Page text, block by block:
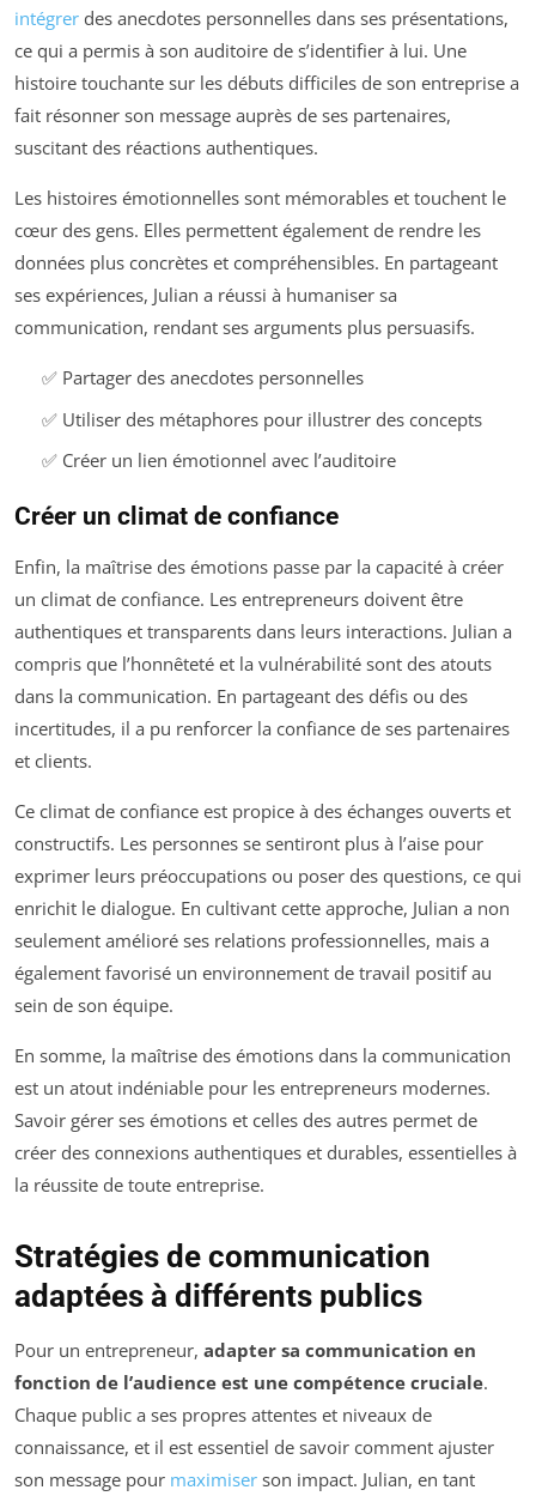
intégrer des anecdotes personnelles dans ses présentations,
ce qui a permis à son auditoire de s’identifier à lui. Une
histoire touchante sur les débuts difficiles de son entreprise a
fait résonner son message auprès de ses partenaires,
suscitant des réactions authentiques.
Les histoires émotionnelles sont mémorables et touchent le
cœur des gens. Elles permettent également de rendre les
données plus concrètes et compréhensibles. En partageant
ses expériences, Julian a réussi à humaniser sa
communication, rendant ses arguments plus persuasifs.
✅ Partager des anecdotes personnelles
✅ Utiliser des métaphores pour illustrer des concepts
✅ Créer un lien émotionnel avec l’auditoire
Créer un climat de confiance
Enfin, la maîtrise des émotions passe par la capacité à créer
un climat de confiance. Les entrepreneurs doivent être
authentiques et transparents dans leurs interactions. Julian a
compris que l’honnêteté et la vulnérabilité sont des atouts
dans la communication. En partageant des défis ou des
incertitudes, il a pu renforcer la confiance de ses partenaires
et clients.
Ce climat de confiance est propice à des échanges ouverts et
constructifs. Les personnes se sentiront plus à l’aise pour
exprimer leurs préoccupations ou poser des questions, ce qui
enrichit le dialogue. En cultivant cette approche, Julian a non
seulement amélioré ses relations professionnelles, mais a
également favorisé un environnement de travail positif au
sein de son équipe.
En somme, la maîtrise des émotions dans la communication
est un atout indéniable pour les entrepreneurs modernes.
Savoir gérer ses émotions et celles des autres permet de
créer des connexions authentiques et durables, essentielles à
la réussite de toute entreprise.
Stratégies de communication
adaptées à différents publics
Pour un entrepreneur, adapter sa communication en
fonction de l’audience est une compétence cruciale.
Chaque public a ses propres attentes et niveaux de
connaissance, et il est essentiel de savoir comment ajuster
son message pour maximiser son impact. Julian, en tant